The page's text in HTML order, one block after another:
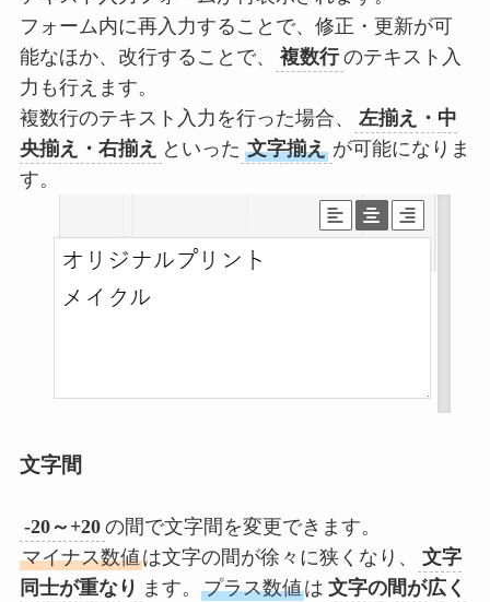
フォーム内に再入力することで、修正・更新が可
能なほか、改行することで、
複数行 のテキスト入
力も行えます。
複数行のテキスト入力を行った場合、
左揃え・中
央揃え・右揃え といった 文字揃え が可能になりま
す。
文字間
-20～+20 の間で文字間を変更できます。
マイナス数値は文字の間が徐々に狭くなり、
文字
同士が重なり ます。 プラス数値は 文字の間が広く